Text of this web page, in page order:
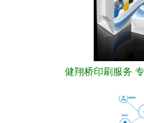
健翔桥印刷服务